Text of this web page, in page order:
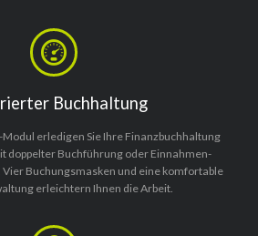
Buchhaltung
erledigen Sie Ihre Finanzbuchhaltung
doppelter Buchführung oder Einnahmen-
Buchungsmasken und eine komfortable
erleichtern Ihnen die Arbeit.